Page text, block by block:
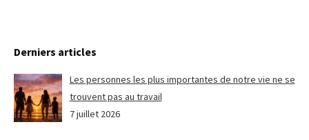
Derniers articles
Les personnes les plus importantes de notre vie ne se
trouvent pas au travail
7 juillet 2026